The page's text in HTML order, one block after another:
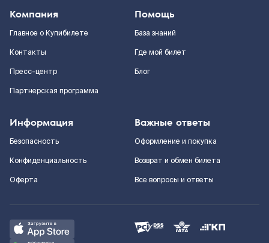
Компания
Главное о Купибилете
Контакты
Пресс-центр
Партнерская программа
Помощь
База знаний
Где мой билет
Блог
Информация
Безопасность
Конфиденциальность
Оферта
Важные ответы
Оформление и покупка
Возврат и обмен билета
Все вопросы и ответы